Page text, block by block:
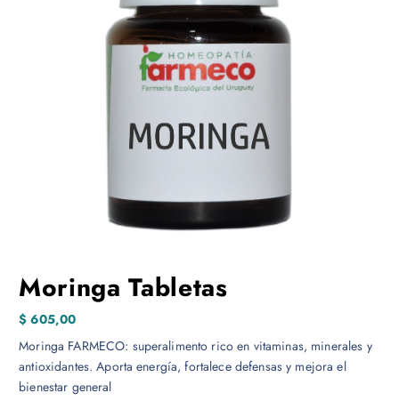
Moringa Tabletas
$ 605,00
Moringa FARMECO: superalimento rico en vitaminas, minerales y
antioxidantes. Aporta energía, fortalece defensas y mejora el
bienestar general